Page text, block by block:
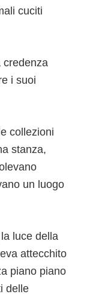
cuciti
credenza
i suoi
collezioni
stanza,
un luogo
luce della
attecchito
piano piano
delle